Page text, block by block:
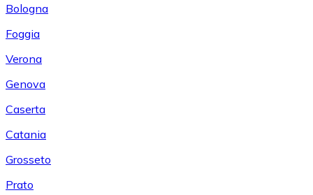
Bologna
Foggia
Verona
Genova
Caserta
Catania
Grosseto
Prato